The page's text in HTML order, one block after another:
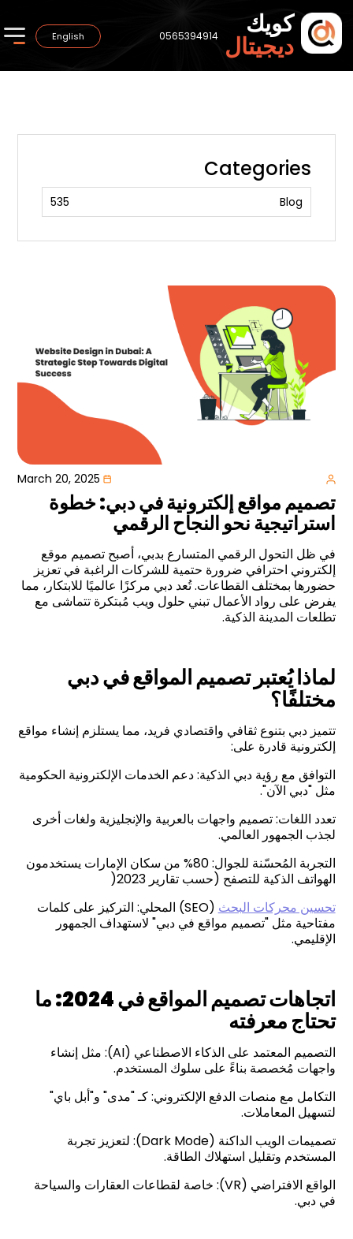
كويك
ديجيتال 0565394914
English
March 20, 2025
تصميم مواقع إلكترونية في دبي: خطوة
استراتيجية نحو النجاح الرقمي
في ظل التحول الرقمي المتسارع بدبي، أصبح تصميم موقع
إلكتروني احترافي ضرورة حتمية للشركات الراغبة في تعزيز
حضورها بمختلف القطاعات. تُعد دبي مركزًا عالميًا للابتكار، مما
يفرض على رواد الأعمال تبني حلول ويب مُبتكرة تتماشى مع
تطلعات المدينة الذكية.
لماذا يُعتبر تصميم المواقع في دبي
مختلفًا؟
تتميز دبي بتنوع ثقافي واقتصادي فريد، مما يستلزم إنشاء مواقع
إلكترونية قادرة على:
التوافق مع رؤية دبي الذكية: دعم الخدمات الإلكترونية الحكومية
مثل "دبي الآن".
تعدد اللغات: تصميم واجهات بالعربية والإنجليزية ولغات أخرى
لجذب الجمهور العالمي.
التجربة المُحسّنة للجوال: 80% من سكان الإمارات يستخدمون
الهواتف الذكية للتصفح (حسب تقارير 2023(
تحسين محركات البحث
(SEO) المحلي: التركيز على كلمات
مفتاحية مثل "تصميم مواقع في دبي" لاستهداف الجمهور
الإقليمي.
اتجاهات تصميم المواقع في 2024: ما
تحتاج معرفته
التصميم المعتمد على الذكاء الاصطناعي (AI): مثل إنشاء
واجهات مُخصصة بناءً على سلوك المستخدم.
التكامل مع منصات الدفع الإلكتروني: كـ "مدى" و"أبل باي"
لتسهيل المعاملات.
تصميمات الويب الداكنة (Dark Mode): لتعزيز تجربة
المستخدم وتقليل استهلاك الطاقة.
الواقع الافتراضي (VR): خاصة لقطاعات العقارات والسياحة
في دبي.
Categories
Blog
535